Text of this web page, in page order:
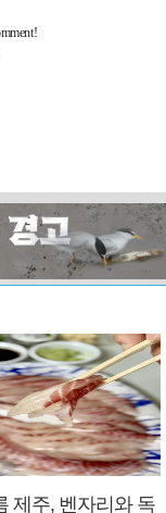
제주, 벤자리와 독